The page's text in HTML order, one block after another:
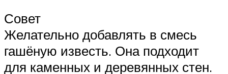
Совет
Желательно добавлять в смесь
гашёную известь. Она подходит
для каменных и деревянных стен.